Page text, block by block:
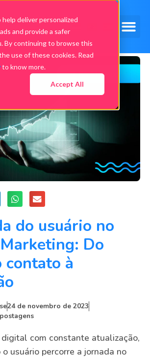
deliver personalized
and provide a safer
By continuing to browse this
use of these cookies. Read
to know more.
Accept All
do usuário no
Do
à
24 de novembro de 2023
digital com constante atualização,
usuário percorre a jornada no